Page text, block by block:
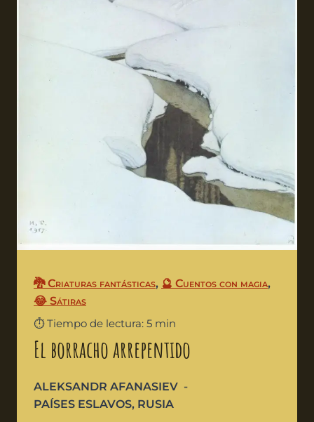
🐉 Criaturas fantásticas, 🔮 Cuentos con magia,
😂 Sátiras
⏱️ Tiempo de lectura: 5 min
El borracho arrepentido
ALEKSANDR AFANASIEV
PAÍSES ESLAVOS, RUSIA